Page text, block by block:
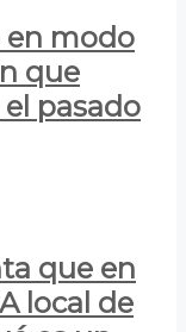
en modo
que
pasado
que en
local de